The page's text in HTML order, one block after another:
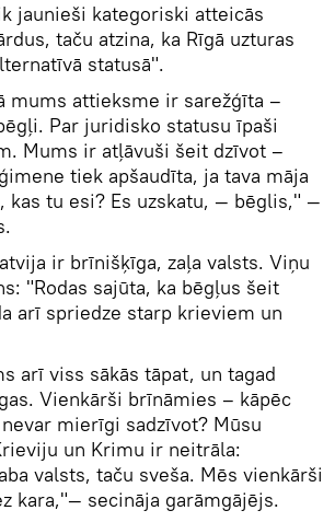
jaunieši kategoriski atteicās
taču atzina, ka Rīgā uzturas
statusā".
mums attieksme ir sarežģīta –
Par juridisko statusu īpaši
Mums ir atļāvuši šeit dzīvot –
tiek apšaudīta, ja tava māja
kas tu esi? Es uzskatu, — bēglis," —
ir brīnišķīga, zaļa valsts. Viņu
"Rodas sajūta, ka bēgļus šeit
arī spriedze starp krieviem un
arī viss sākās tāpat, un tagad
Vienkārši brīnāmies – kāpēc
mierīgi sadzīvot? Mūsu
un Krimu ir neitrāla:
valsts, taču sveša. Mēs vienkārši
kara,"— secināja garāmgājējs.